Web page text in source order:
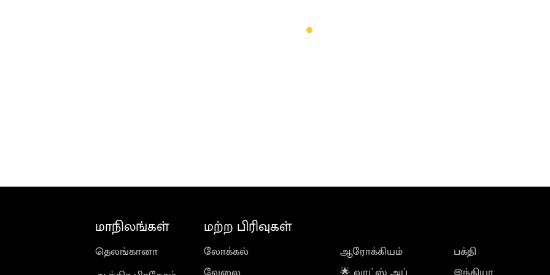
மாநிலங்கள்
தெலங்கானா
மற்ற பிரிவுகள்
லோக்கல்
ஆரோக்கியம்
பக்தி